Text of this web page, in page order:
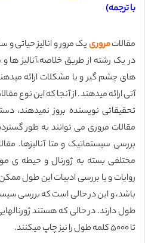
با ترجمه)
مقالاتمرورییک مرور و انالیز حیاتی
در یک رشته از طریق خلاصه،آنالیز ها
های چشم گیر و یا مشکلات ارائه
آتی ارائه میدهند. از آنجا که این نوع
تحقیقاتی نویسنده بروز نمیدهند،
مقالات مروری می توانند به طور
بررسی سیستماتیک و متا آنالیزها.
مختلفی بسته به ژورنال و حیطه ی
تا ۵۰۰۰ کلمه طول را نیز چاپ میکنند.